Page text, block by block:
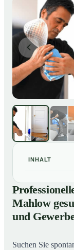
INHALT
01
gesucht:
02So einfach
Mahlow
Mahlow
und
Suchen Sie